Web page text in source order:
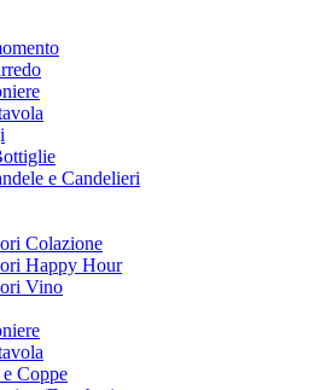
e Candelieri
Colazione
Happy Hour
Vino
Coppe